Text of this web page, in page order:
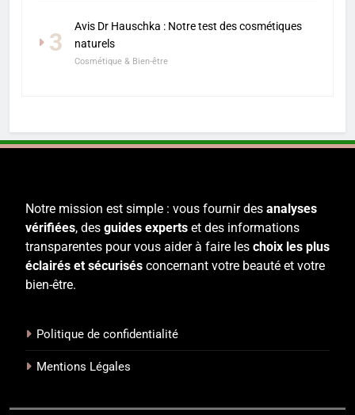
3
Avis Dr Hauschka : Notre test des cosmétiques
naturels
Cosmétique & Bien-être
Notre mission est simple : vous fournir des analyses
vérifiées, des guides experts et des informations
transparentes pour vous aider à faire les choix les plus
éclairés et sécurisés concernant votre beauté et votre
bien-être.
Politique de confidentialité
Mentions Légales